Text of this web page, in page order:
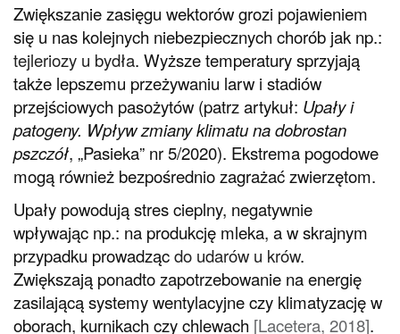
Zwiększanie zasięgu wektorów grozi pojawieniem
się u nas kolejnych niebezpiecznych chorób jak np.:
tejleriozy u bydła. Wyższe temperatury sprzyjają
także lepszemu przeżywaniu larw i stadiów
przejściowych pasożytów (patrz artykuł: Upały i
patogeny. Wpływ zmiany klimatu na dobrostan
pszczół, „Pasieka” nr 5/2020). Ekstrema pogodowe
mogą również bezpośrednio zagrażać zwierzętom.
Upały powodują stres cieplny, negatywnie
wpływając np.: na produkcję mleka, a w skrajnym
przypadku prowadzącdo udarów u krów.
Zwiększają ponadto zapotrzebowanie na energię
zasilającą systemy wentylacyjne czy klimatyzację w
oborach, kurnikach czy chlewach [Lacetera, 2018].